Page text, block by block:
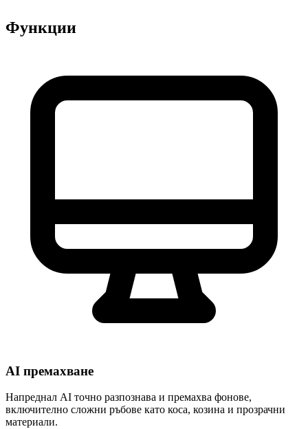
Функции
AI премахване
Напреднал AI точно разпознава и премахва фонове,
включително сложни ръбове като коса, козина и прозрачни
материали.